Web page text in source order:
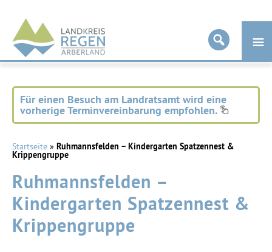
Landkreis
Regen
Für einen Besuch am Landratsamt wird eine
vorherige Terminvereinbarung empfohlen.
Startseite » Ruhmannsfelden – Kindergarten Spatzennest &
Krippengruppe
Ruhmannsfelden –
Kindergarten Spatzennest &
Krippengruppe